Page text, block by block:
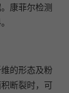
康菲尔检测
的形态及粉
断裂时，可